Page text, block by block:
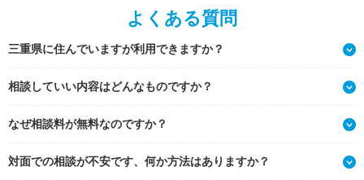
よくある質問
三重県に住んでいますが利用できますか？
相談していい内容はどんなものですか？
なぜ相談料が無料なのですか？
対面での相談が不安です、何か方法はありますか？